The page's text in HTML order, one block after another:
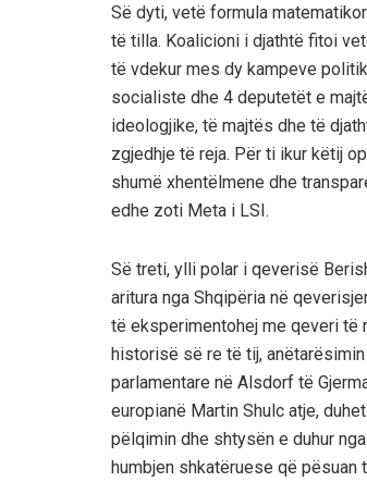
Së dyti, vetë formula
të tilla. Koalicioni i djathtë fitoi
të vdekur mes dy kampeve
socialiste dhe 4 deputetët e
ideologjike, të majtës dhe të
zgjedhje të reja. Për ti ikur këtij
shumë xhentëlmene dhe
edhe zoti Meta i LSI.
Së treti, ylli polar i qeverisë
aritura nga Shqipëria në
të eksperimentohej me qeveri të
historisë së re të tij,
parlamentare në Alsdorf të
europianë Martin Shulc atje,
pëlqimin dhe shtysën e duhur
humbjen shkatëruese që pësuan